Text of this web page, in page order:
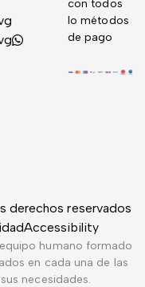
con todos
lo métodos
de pago
derechos reservados
Accessibility
humano formado
en cada una de las
necesidades.